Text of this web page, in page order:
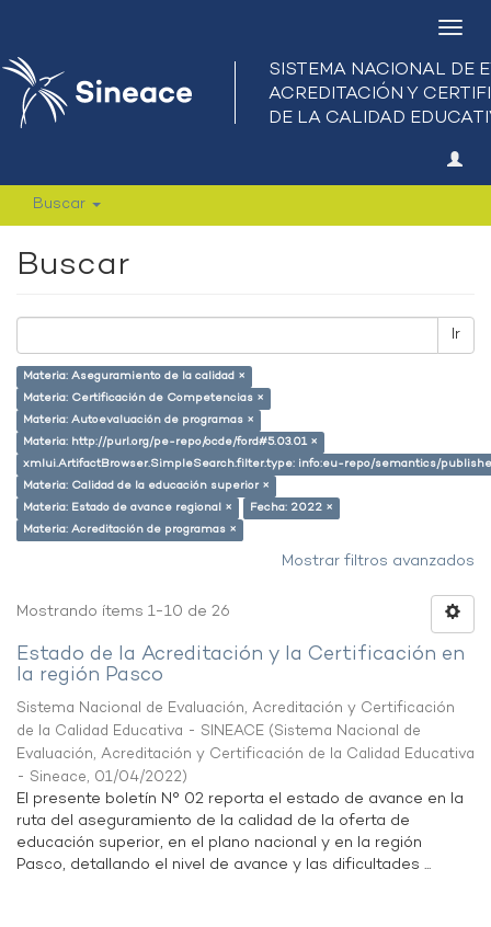
Buscar
Buscar
Ir
Materia: Aseguramiento de la calidad ×
Materia: Certificación de Competencias ×
Materia: Autoevaluación de programas ×
Materia: http://purl.org/pe-repo/ocde/ford#5.03.01 ×
xmlui.ArtifactBrowser.SimpleSearch.filter.type: info:eu-repo/semantics/
Materia: Calidad de la educación superior ×
Materia: Estado de avance regional ×
Fecha: 2022 ×
Materia: Acreditación de programas ×
Mostrar filtros avanzados
Mostrando ítems 1-10 de 26
Estado de la Acreditación y la Certificación en
la región Pasco
Sistema Nacional de Evaluación, Acreditación y Certificación
de la Calidad Educativa - SINEACE (Sistema Nacional de
Evaluación, Acreditación y Certificación de la Calidad Educativa
- Sineace, 01/04/2022)
El presente boletín N° 02 reporta el estado de avance en la
ruta del aseguramiento de la calidad de la oferta de
educación superior, en el plano nacional y en la región
Pasco, detallando el nivel de avance y las dificultades ...